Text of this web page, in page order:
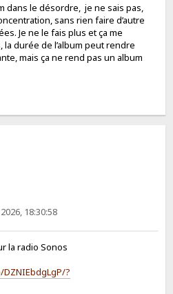
dans le désordre, je ne sais pas,
sans rien faire d’autre
Je ne le fais plus et ça me
durée de l’album peut rendre
mais ça ne rend pas un album
18:30:58
la radio Sonos
?